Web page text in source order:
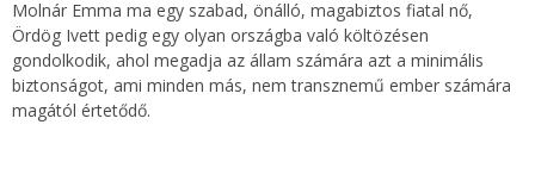
Molnár Emma ma egy szabad, önálló, magabiztos fiatal nő,
Ördög Ivett pedig egy olyan országba való költözésen
gondolkodik, ahol megadja az állam számára azt a minimális
biztonságot, ami minden más, nem transznemű ember számára
magától értetődő.